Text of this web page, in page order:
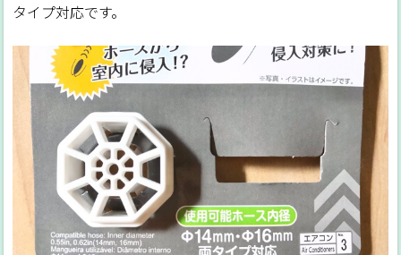
タイプ対応です。